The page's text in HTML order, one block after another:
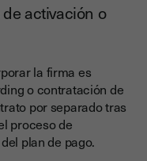
activación o
la firma es
o contratación de
por separado tras
proceso de
plan de pago.